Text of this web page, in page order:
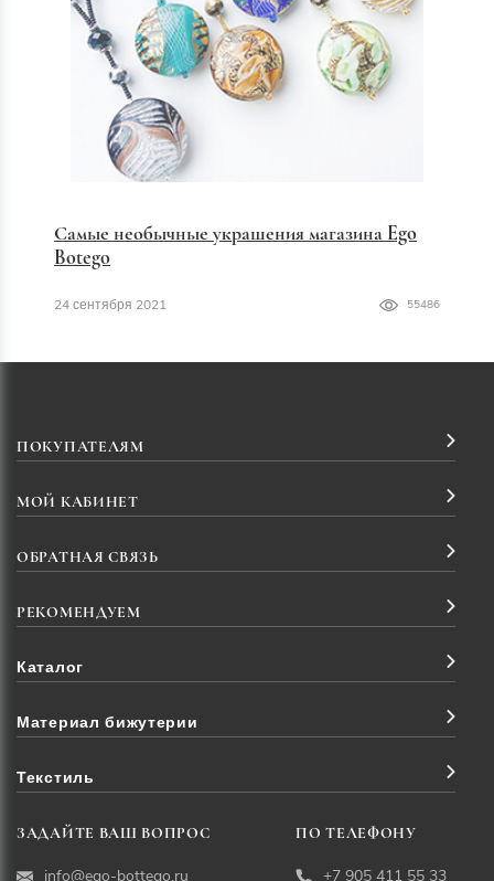
Самые необычные украшения магазина Ego
Botego
24 сентября 2021 55486
ПОКУПАТЕЛЯМ
МОЙ КАБИНЕТ
ОБРАТНАЯ СВЯЗЬ
РЕКОМЕНДУЕМ
Каталог
Материал бижутерии
Текстиль
ЗАДАЙТЕ ВАШ ВОПРОС
info@ego-bottego.ru
ПО ТЕЛЕФОНУ
+7 905 411 55 33